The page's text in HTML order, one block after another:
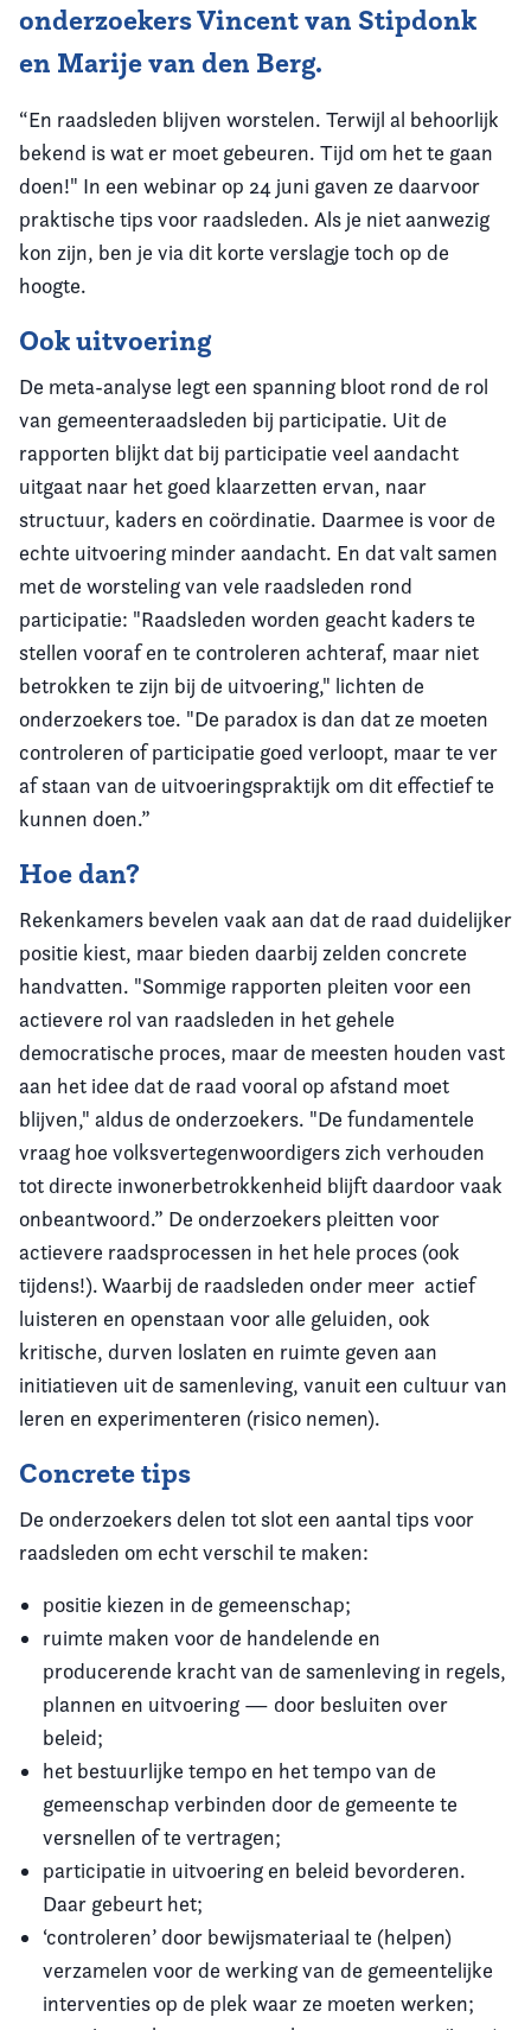
onderzoekers Vincent van Stipdonk
en Marije van den Berg.
“En raadsleden blijven worstelen. Terwijl al behoorlijk
bekend is wat er moet gebeuren. Tijd om het te gaan
doen!" In een webinar op 24 juni gaven ze daarvoor
praktische tips voor raadsleden. Als je niet aanwezig
kon zijn, ben je via dit korte verslagje toch op de
hoogte.
Ook uitvoering
De meta-analyse legt een spanning bloot rond de rol
van gemeenteraadsleden bij participatie. Uit de
rapporten blijkt dat bij participatie veel aandacht
uitgaat naar het goed klaarzetten ervan, naar
structuur, kaders en coördinatie. Daarmee is voor de
echte uitvoering minder aandacht. En dat valt samen
met de worsteling van vele raadsleden rond
participatie: "Raadsleden worden geacht kaders te
stellen vooraf en te controleren achteraf, maar niet
betrokken te zijn bij de uitvoering," lichten de
onderzoekers toe. "De paradox is dan dat ze moeten
controleren of participatie goed verloopt, maar te ver
af staan van de uitvoeringspraktijk om dit effectief te
kunnen doen.”
Hoe dan?
Rekenkamers bevelen vaak aan dat de raad duidelijker
positie kiest, maar bieden daarbij zelden concrete
handvatten. "Sommige rapporten pleiten voor een
actievere rol van raadsleden in het gehele
democratische proces, maar de meesten houden vast
aan het idee dat de raad vooral op afstand moet
blijven," aldus de onderzoekers. "De fundamentele
vraag hoe volksvertegenwoordigers zich verhouden
tot directe inwonerbetrokkenheid blijft daardoor vaak
onbeantwoord.” De onderzoekers pleitten voor
actievere raadsprocessen in het hele proces (ook
tijdens!). Waarbij de raadsleden onder meer actief
luisteren en openstaan voor alle geluiden, ook
kritische, durven loslaten en ruimte geven aan
initiatieven uit de samenleving, vanuit een cultuur van
leren en experimenteren (risico nemen).
Concrete tips
De onderzoekers delen tot slot een aantal tips voor
raadsleden om echt verschil te maken:
positie kiezen in de gemeenschap;
ruimte maken voor de handelende en
producerende kracht van de samenleving in regels,
plannen en uitvoering — door besluiten over
beleid;
het bestuurlijke tempo en het tempo van de
gemeenschap verbinden door de gemeente te
versnellen of te vertragen;
participatie in uitvoering en beleid bevorderen.
Daar gebeurt het;
‘controleren’ door bewijsmateriaal te (helpen)
verzamelen voor de werking van de gemeentelijke
interventies op de plek waar ze moeten werken;